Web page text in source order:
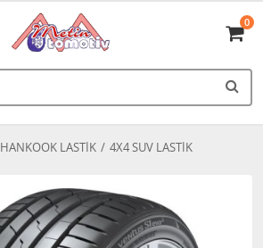
0
HANKOOK LASTİK 4X4 SUV LASTİK